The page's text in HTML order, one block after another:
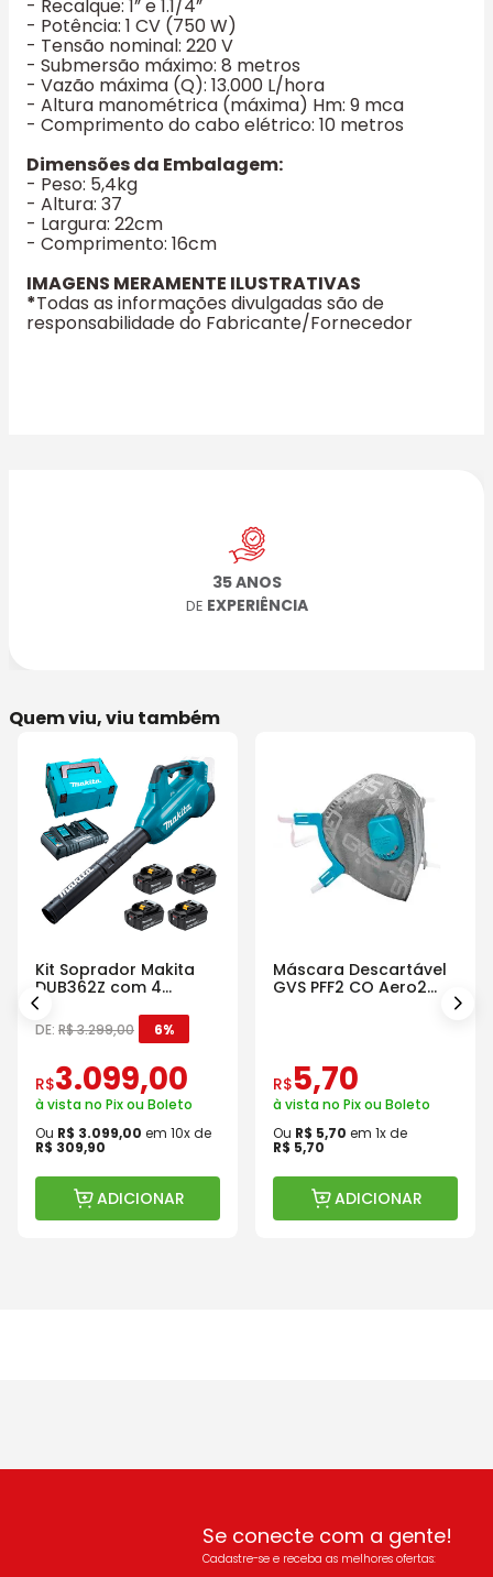
- Recalque: 1” e 1.1/4”
- Potência: 1 CV (750 W)
- Tensão nominal: 220 V
- Submersão máximo: 8 metros
- Vazão máxima (Q): 13.000 L/hora
- Altura manométrica (máxima) Hm: 9 mca
- Comprimento do cabo elétrico: 10 metros
Dimensões da Embalagem:
- Peso: 5,4kg
- Altura: 37
- Largura: 22cm
- Comprimento: 16cm
IMAGENS MERAMENTE ILUSTRATIVAS
*Todas as informações divulgadas são de
responsabilidade do Fabricante/Fornecedor
35 ANOS
DE EXPERIÊNCIA
Quem viu, viu também
Kit Soprador Makita
DUB362Z com 4
Baterias Carregador e
Maleta
DE: R$3.299,00 6%
R$3.099,00
à vista no Pix ou Boleto
Ou R$ 3.099,00 em 10x de
R$ 309,90
ADICIONAR
Máscara Descartável
GVS PFF2 CO Aero2
R$5,70
à vista no Pix ou Boleto
Ou R$ 5,70 em 1x de
R$ 5,70
ADICIONAR
Se conecte com a gente!
Cadastre-se e receba as melhores ofertas: